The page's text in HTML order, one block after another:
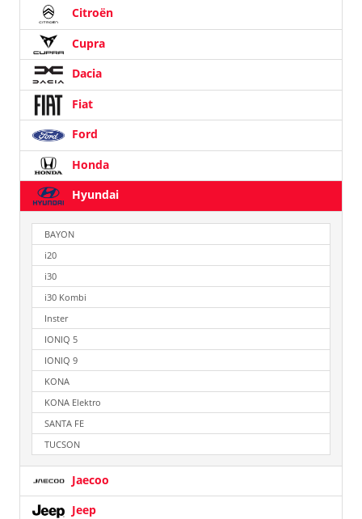
Citroën
Cupra
Dacia
Fiat
Ford
Honda
Hyundai
BAYON
i20
i30
i30 Kombi
Inster
IONIQ 5
IONIQ 9
KONA
KONA Elektro
SANTA FE
TUCSON
Jaecoo
Jeep